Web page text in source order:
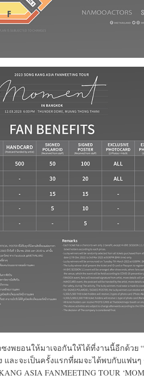
งพยอนให้มาเจอกันให้ได้ที่งานนี้อีกด้วย
และจะเป็นครั้งแรกที่ผมจะได้พบกับแฟน
ASIA FANMEETING TOUR